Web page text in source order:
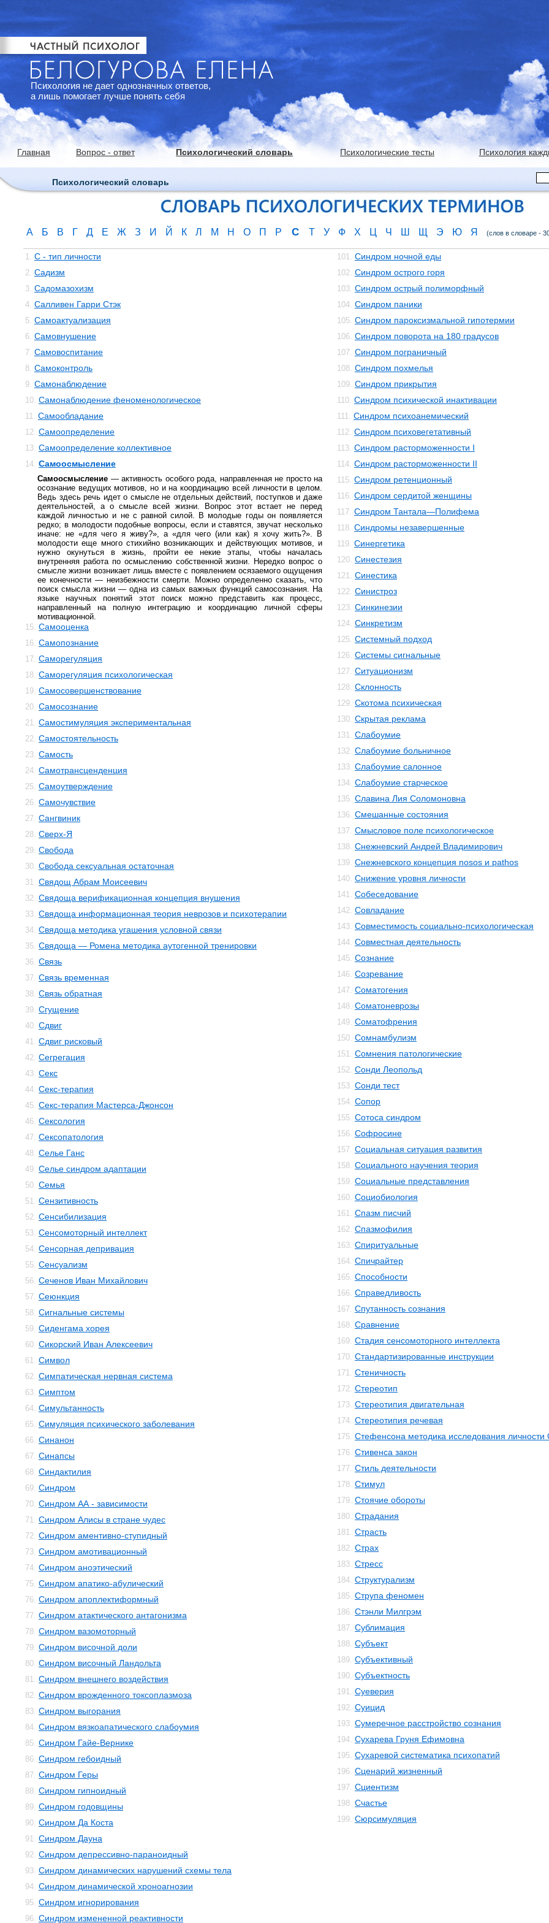
Психология не дает однозначных ответов,
а лишь помогает лучше понять себя
Главная Вопрос - ответ Психологический словарь Психологические тесты Психология
Психологический словарь
А Б В Г Д Е Ж З И Й К Л М Н О П Р С Т У Ф Х Ц Ч Ш Щ Э Ю Я (слов в словаре -
1. С - тип личности
2. Садизм
3. Садомазохизм
4. Салливен Гарри Стэк
5. Самоактуализация
6. Самовнушение
7. Самовоспитание
8. Самоконтроль
9. Самонаблюдение
10. Самонаблюдение феноменологическое
11. Самообладание
12. Самоопределение
13. Самоопределение коллективное
14. Самоосмысление
Самоосмысление — активность особого рода, направленная не просто на
осознание ведущих мотивов, но и на координацию всей личности в целом.
Ведь здесь речь идет о смысле не отдельных действий, поступков и даже
деятельностей, а о смысле всей жизни. Вопрос этот встает не перед
каждой личностью и не с равной силой. В молодые годы он появляется
редко; в молодости подобные вопросы, если и ставятся, звучат несколько
иначе: не «для чего я живу?», а «для чего (или как) я хочу жить?». В
молодости еще много стихийно возникающих и действующих мотивов, и
нужно окунуться в жизнь, пройти ее некие этапы, чтобы началась
внутренняя работа по осмыслению собственной жизни. Нередко вопрос о
смысле жизни возникает лишь вместе с появлением осязаемого ощущения
ее конечности — неизбежности смерти. Можно определенно сказать, что
поиск смысла жизни — одна из самых важных функций самосознания. На
языке научных понятий этот поиск можно представить как процесс,
направленный на полную интеграцию и координацию личной сферы
мотивационной.
15. Самооценка
16. Самопознание
17. Саморегуляция
18. Саморегуляция психологическая
19. Самосовершенствование
20. Самосознание
21. Самостимуляция экспериментальная
22. Самостоятельность
23. Самость
24. Самотрансценденция
25. Самоутверждение
26. Самочувствие
27. Сангвиник
28. Сверх-Я
29. Свобода
30. Свобода сексуальная остаточная
31. Свядощ Абрам Моисеевич
32. Свядоща верификационная концепция внушения
33. Свядоща информационная теория неврозов и психотерапии
34. Свядоща методика угашения условной связи
35. Свядоща — Ромена методика аутогенной тренировки
36. Связь
37. Связь временная
38. Связь обратная
39. Сгущение
40. Сдвиг
41. Сдвиг рисковый
42. Сегрегация
43. Секс
44. Секс-терапия
45. Секс-терапия Мастерса-Джонсон
46. Сексология
47. Сексопатология
48. Селье Ганс
49. Селье синдром адаптации
50. Семья
51. Сензитивность
52. Сенсибилизация
53. Сенсомоторный интеллект
54. Сенсорная депривация
55. Сенсуализм
56. Сеченов Иван Михайлович
57. Сеюнкция
58. Сигнальные системы
59. Сиденгама хорея
60. Сикорский Иван Алексеевич
61. Символ
62. Симпатическая нервная система
63. Симптом
64. Симультанность
65. Симуляция психического заболевания
66. Синанон
67. Синапсы
68. Синдактилия
69. Синдром
70. Синдром АА - зависимости
71. Синдром Алисы в стране чудес
72. Синдром аментивно-ступидный
73. Синдром амотивационный
74. Синдром аноэтический
75. Синдром апатико-абулический
76. Синдром апоплектиформный
77. Синдром атактического антагонизма
78. Синдром вазомоторный
79. Синдром височной доли
80. Синдром височный Ландольта
81. Синдром внешнего воздействия
82. Синдром врожденного токсоплазмоза
83. Синдром выгорания
84. Синдром вязкоапатического слабоумия
85. Синдром Гайе-Вернике
86. Синдром гебоидный
87. Синдром Геры
88. Синдром гипноидный
89. Синдром годовщины
90. Синдром Да Коста
91. Синдром Дауна
92. Синдром депрессивно-параноидный
93. Синдром динамических нарушений схемы тела
94. Синдром динамической хроноагнозии
95. Синдром игнорирования
96. Синдром измененной реактивности
101. Синдром ночной еды
102. Синдром острого горя
103. Синдром острый полиморфный
104. Синдром паники
105. Синдром пароксизмальной гипотермии
106. Синдром поворота на 180 градусов
107. Синдром пограничный
108. Синдром похмелья
109. Синдром прикрытия
110. Синдром психической инактивации
111. Синдром психоанемический
112. Синдром психовегетативный
113. Синдром расторможенности I
114. Синдром расторможенности II
115. Синдром ретенционный
116. Синдром сердитой женщины
117. Синдром Тантала—Полифема
118. Синдромы незавершенные
119. Синергетика
120. Синестезия
121. Синестика
122. Синистроз
123. Синкинезии
124. Синкретизм
125. Системный подход
126. Системы сигнальные
127. Ситуационизм
128. Склонность
129. Скотома психическая
130. Скрытая реклама
131. Слабоумие
132. Слабоумие больничное
133. Слабоумие салонное
134. Слабоумие старческое
135. Славина Лия Соломоновна
136. Смешанные состояния
137. Смысловое поле психологическое
138. Снежневский Андрей Владимирович
139. Снежневского концепция nosos и pathos
140. Снижение уровня личности
141. Собеседование
142. Совладание
143. Совместимость социально-психологическая
144. Совместная деятельность
145. Сознание
146. Созревание
147. Соматогения
148. Соматоневрозы
149. Соматофрения
150. Сомнамбулизм
151. Сомнения патологические
152. Сонди Леопольд
153. Сонди тeст
154. Сопор
155. Сотоса синдром
156. Софросине
157. Социальная ситуация развития
158. Социального научения теория
159. Социальные представления
160. Социобиология
161. Спазм писчий
162. Спазмофилия
163. Спиритуальные
164. Спичрайтер
165. Способности
166. Справедливость
167. Спутанность сознания
168. Сравнение
169. Стадия сенсомоторного интеллекта
170. Стандартизированные инструкции
171. Стеничность
172. Стереотип
173. Стереотипия двигательная
174. Стереотипия речевая
175. Стефенсона методика исследования личности
176. Стивенса закон
177. Стиль деятельности
178. Стимул
179. Стоячие обороты
180. Страдания
181. Страсть
182. Страх
183. Стресс
184. Структурализм
185. Струпа феномен
186. Стэнли Милгрэм
187. Сублимация
188. Субъект
189. Субъективный
190. Субъектность
191. Суеверия
192. Суицид
193. Сумеречное расстройство сознания
194. Сухарева Груня Ефимовна
195. Сухаревой систематика психопатий
196. Сценарий жизненный
197. Сциентизм
198. Счастье
199. Сюрсимуляция